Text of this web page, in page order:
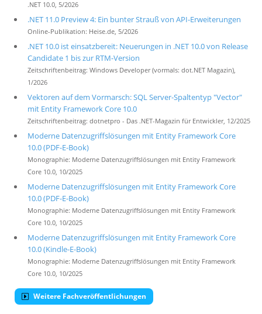
.NET 10.0, 5/2026
.NET 11.0 Preview 4: Ein bunter Strauß von API-Erweiterungen
Online-Publikation: Heise.de, 5/2026
.NET 10.0 ist einsatzbereit: Neuerungen in .NET 10.0 von Release
Candidate 1 bis zur RTM-Version
Zeitschriftenbeitrag: Windows Developer (vormals: dot.NET Magazin),
1/2026
Vektoren auf dem Vormarsch: SQL Server-Spaltentyp "Vector"
mit Entity Framework Core 10.0
Zeitschriftenbeitrag: dotnetpro - Das .NET-Magazin für Entwickler, 12/2025
Moderne Datenzugriffslösungen mit Entity Framework Core
10.0 (PDF-E-Book)
Monographie: Moderne Datenzugriffslösungen mit Entity Framework
Core 10.0, 10/2025
Moderne Datenzugriffslösungen mit Entity Framework Core
10.0 (PDF-E-Book)
Monographie: Moderne Datenzugriffslösungen mit Entity Framework
Core 10.0, 10/2025
Moderne Datenzugriffslösungen mit Entity Framework Core
10.0 (Kindle-E-Book)
Monographie: Moderne Datenzugriffslösungen mit Entity Framework
Core 10.0, 10/2025
Weitere Fachveröffentlichungen